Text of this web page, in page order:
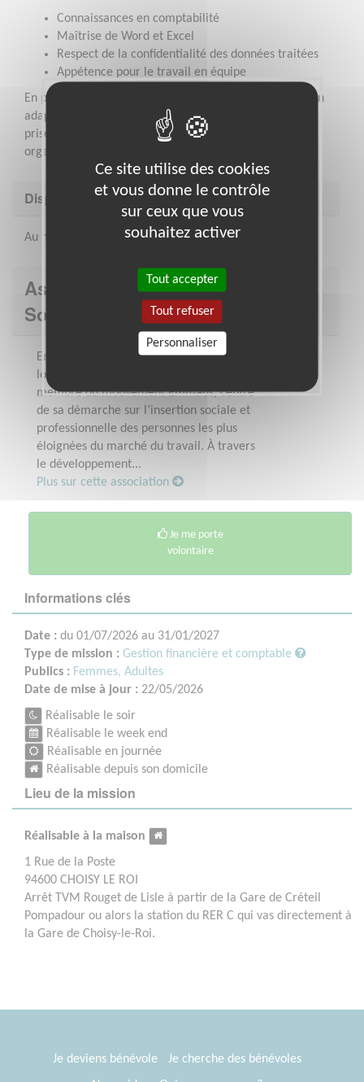
Connaissances en comptabilité
Maîtrise de Word et Excel
Respect de la confidentialité des données traitées
Appétence pour le travail en équipe
En parallèle de votre intervention, un cycle de formation
adapté pourra vous être proposé, notamment pour la
prise en main des logiciels utilisés au sein de notre
organisation.
Disponibilité demandée
Au minimum une journée par mois.
Association : Emmaüs La Friperie
Solidaire
Emmaüs La Friperie Solidaire, association
loi 1901 indépendante, créée en 2002 et
membre du mouvement Emmaüs, centre
de sa démarche sur l’insertion sociale et
professionnelle des personnes les plus
éloignées du marché du travail. À travers
le développement...
Plus sur cette association
Je me porte
volontaire
Informations clés
Date : du 01/07/2026 au 31/01/2027
Type de mission : Gestion financière et comptable
Publics : Femmes, Adultes
Date de mise à jour : 22/05/2026
Réalisable le soir
Réalisable le week end
Réalisable en journée
Réalisable depuis son domicile
Lieu de la mission
Réalisable à la maison
1 Rue de la Poste
94600 CHOISY LE ROI
Arrêt TVM Rouget de Lisle à partir de la Gare de Créteil
Pompadour ou alors la station du RER C qui vas directement à
la Gare de Choisy-le-Roi.
Je deviens bénévole
Je cherche des bénévoles
Ce site utilise des cookies
et vous donne le contrôle
sur ceux que vous
souhaitez activer
Tout accepter
Tout refuser
Personnaliser